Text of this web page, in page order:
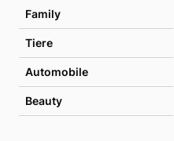
Family
Tiere
Automobile
Beauty